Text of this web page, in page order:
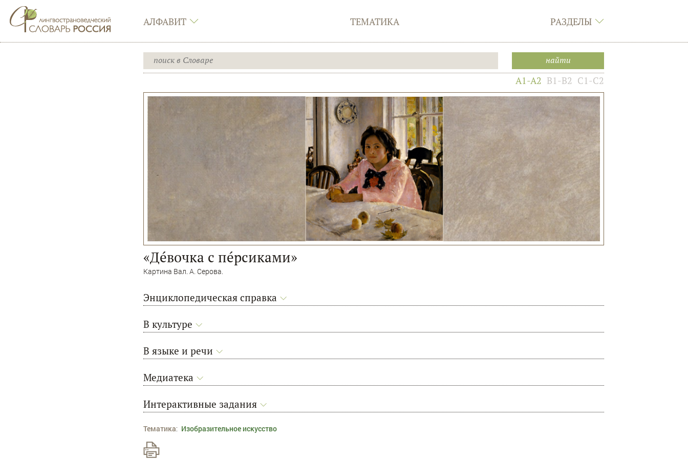
АЛФАВИТ ТЕМАТИКА РАЗДЕЛЫ
A1-A2 B1-B2 C1-C2
«Дéвочка с пéрсиками»
Картина Вал. А. Серова.
Энциклопедическая справка
В культуре
В языке и речи
Медиатека
Интерактивные задания
Тематика: Изобразительное искусство